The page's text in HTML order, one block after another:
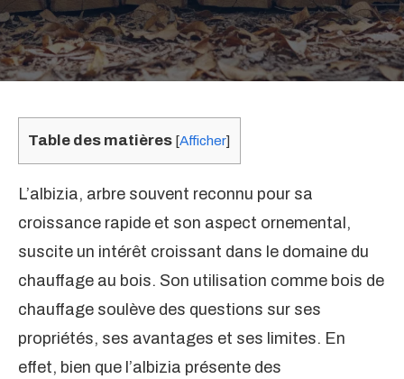
Table des matières [Afficher]
L’albizia, arbre souvent reconnu pour sa
croissance rapide et son aspect ornemental,
suscite un intérêt croissant dans le domaine du
chauffage au bois. Son utilisation comme bois de
chauffage soulève des questions sur ses
propriétés, ses avantages et ses limites. En
effet, bien que l’albizia présente des